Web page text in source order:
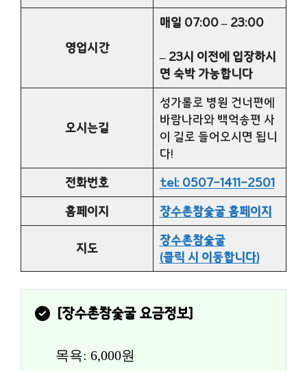
영업시간
매일 07:00 – 23:00
– 23시 이전에 입장하시
면 숙박 가능합니다
오시는길
성가롤로 병원 건너편에
바람나라와 백억송편 사
이 길로 들어오시면 됩니
다!
전화번호
tel: 0507-1411-2501
홈페이지
장수촌참숯굴 홈페이지
지도
장수촌참숯굴
(클릭 시 이동합니다)
[장수촌참숯굴 요금정보]
목욕: 6,000원